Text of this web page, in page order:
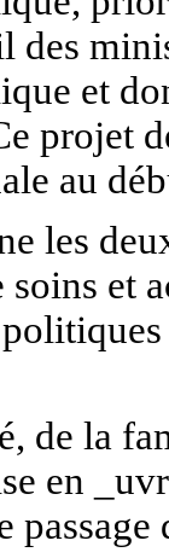
des
et
projet
au
les
et
de la
en